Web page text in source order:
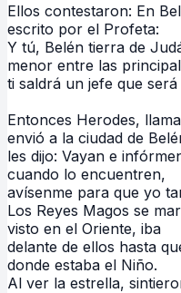
Ellos contestaron: En
escrito por el Profeta:
Y tú, Belén tierra de
menor entre las
ti saldrá un jefe que
Entonces Herodes,
envió a la ciudad de
les dijo: Vayan e
cuando lo encuentren,
avísenme para que yo
Los Reyes Magos se
visto en el Oriente, iba
delante de ellos hasta
donde estaba el Niño.
Al ver la estrella,